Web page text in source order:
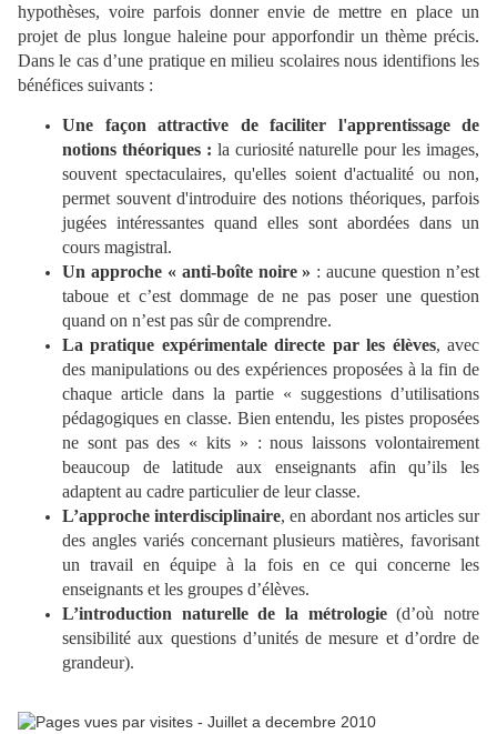
hypothèses, voire parfois donner envie de mettre en place un
projet de plus longue haleine pour apporfondir un thème précis.
Dans le cas d’une pratique en milieu scolaires nous identifions les
bénéfices suivants :
Une façon attractive de faciliter l'apprentissage de
notions théoriques : la curiosité naturelle pour les images,
souvent spectaculaires, qu'elles soient d'actualité ou non,
permet souvent d'introduire des notions théoriques, parfois
jugées intéressantes quand elles sont abordées dans un
cours magistral.
Un approche « anti-boîte noire » : aucune question n’est
taboue et c’est dommage de ne pas poser une question
quand on n’est pas sûr de comprendre.
La pratique expérimentale directe par les élèves, avec
des manipulations ou des expériences proposées à la fin de
chaque article dans la partie « suggestions d’utilisations
pédagogiques en classe. Bien entendu, les pistes proposées
ne sont pas des « kits » : nous laissons volontairement
beaucoup de latitude aux enseignants afin qu’ils les
adaptent au cadre particulier de leur classe.
L’approche interdisciplinaire, en abordant nos articles sur
des angles variés concernant plusieurs matières, favorisant
un travail en équipe à la fois en ce qui concerne les
enseignants et les groupes d’élèves.
L’introduction naturelle de la métrologie(d’où notre
sensibilité aux questions d’unités de mesure et d’ordre de
grandeur).